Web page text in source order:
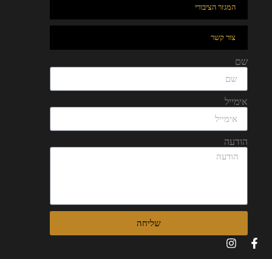
המגזר הציבורי
צור קשר
שם
אימייל
הודעה
שליחה